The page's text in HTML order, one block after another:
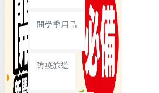
19元專區
39元專區
開學季用品
防疫旅遊